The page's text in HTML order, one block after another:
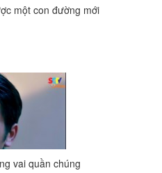
một con đường mới
vai quần chúng